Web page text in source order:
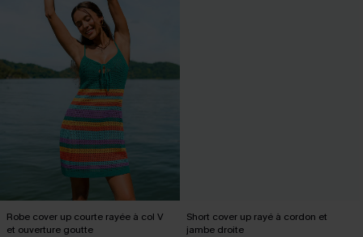
Robe cover up courte rayée à col V
et ouverture goutte
Short cover up rayé à cordon et
jambe droite